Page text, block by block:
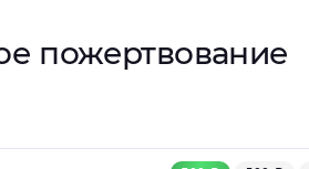
пожертвование